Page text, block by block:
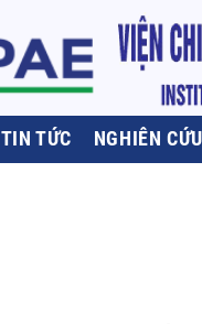
TIN TỨC NGHIÊN CỨU